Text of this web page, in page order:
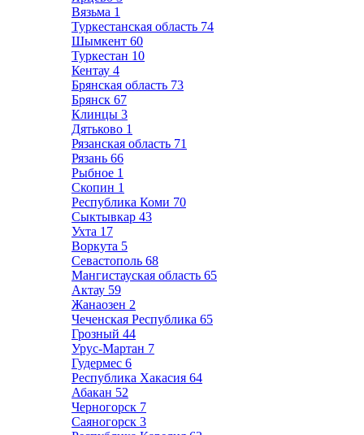
Вязьма 1
Туркестанская область 74
Шымкент 60
Туркестан 10
Кентау 4
Брянская область 73
Брянск 67
Клинцы 3
Дятьково 1
Рязанская область 71
Рязань 66
Рыбное 1
Скопин 1
Республика Коми 70
Сыктывкар 43
Ухта 17
Воркута 5
Севастополь 68
Мангистауская область 65
Актау 59
Жанаозен 2
Чеченская Республика 65
Грозный 44
Урус-Мартан 7
Гудермес 6
Республика Хакасия 64
Абакан 52
Черногорск 7
Саяногорск 3